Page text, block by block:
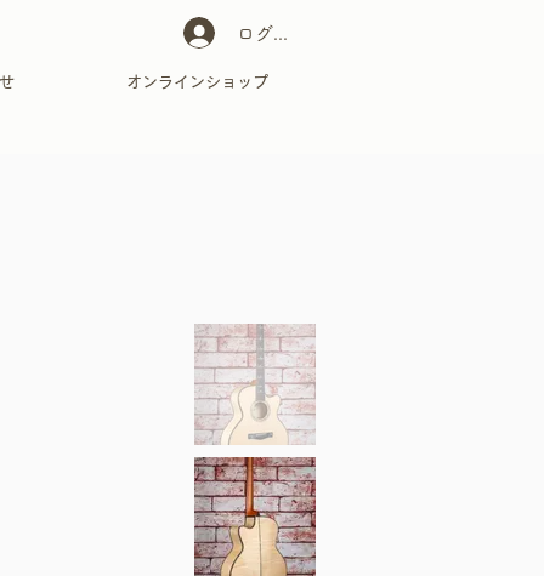
ログイン
オンラインショップ